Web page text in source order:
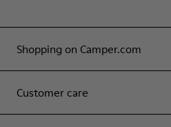
Shopping on Camper.com
Customer care